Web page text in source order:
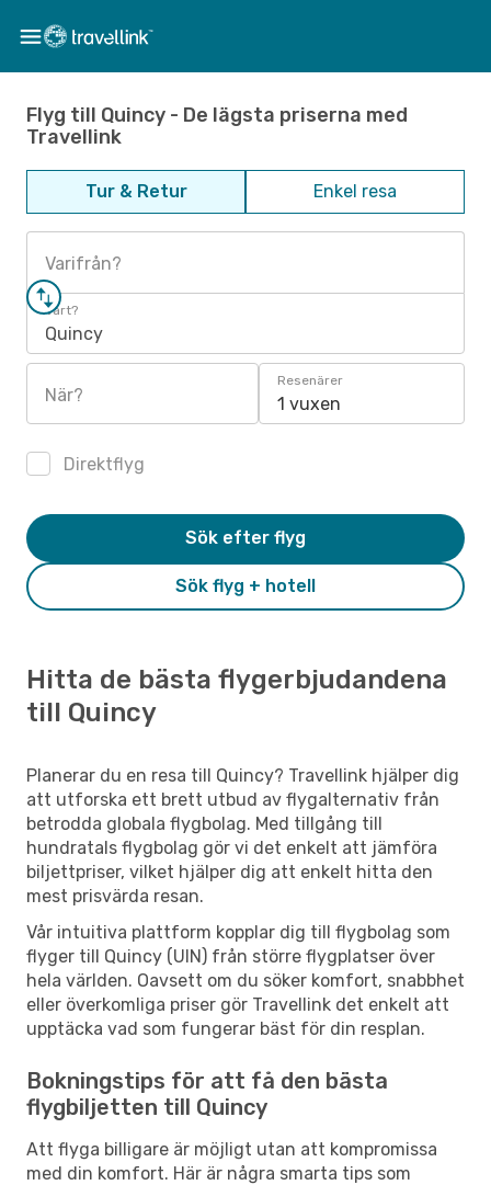
Flyg till Quincy - De lägsta priserna med
Travellink
Tur & Retur Enkel resa
Varifrån?
Vart?
Quincy
När?
Resenärer
1 vuxen
Direktflyg
Sök flyg + hotell
Sök efter flyg
Hitta de bästa flygerbjudandena
till Quincy
Planerar du en resa till Quincy? Travellink hjälper dig
att utforska ett brett utbud av flygalternativ från
betrodda globala flygbolag. Med tillgång till
hundratals flygbolag gör vi det enkelt att jämföra
biljettpriser, vilket hjälper dig att enkelt hitta den
mest prisvärda resan.
Vår intuitiva plattform kopplar dig till flygbolag som
flyger till Quincy (UIN) från större flygplatser över
hela världen. Oavsett om du söker komfort, snabbhet
eller överkomliga priser gör Travellink det enkelt att
upptäcka vad som fungerar bäst för din resplan.
Bokningstips för att få den bästa
flygbiljetten till Quincy
Att flyga billigare är möjligt utan att kompromissa
med din komfort. Här är några smarta tips som